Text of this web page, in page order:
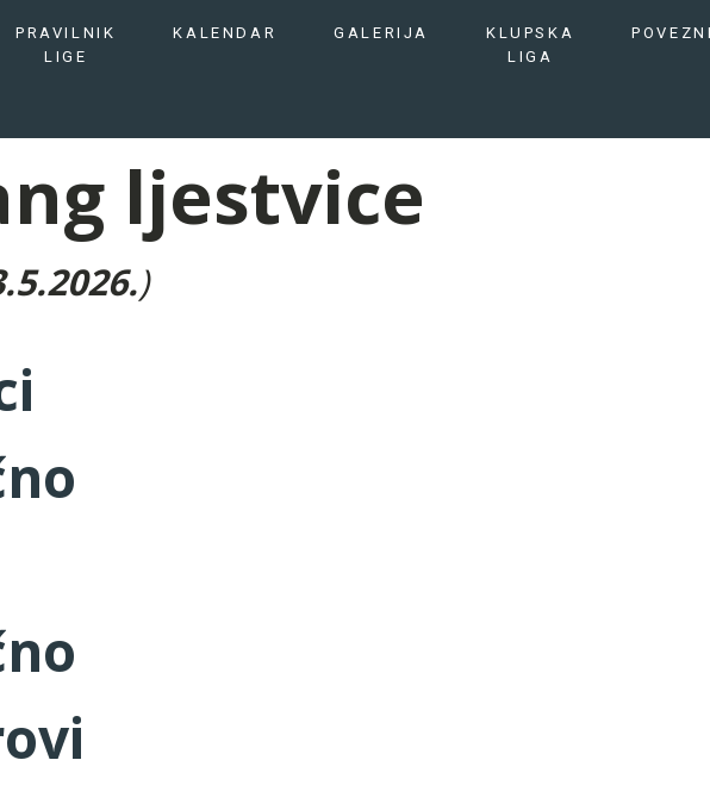
PRAVILNIK
LIGE
KALENDAR GALERIJA
KLUPSKA
LIGA
ljestvice
)